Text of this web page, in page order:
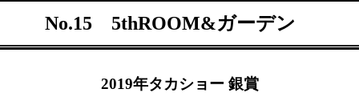
No.15 5thROOM&ガーデン
2019年タカショー 銀賞